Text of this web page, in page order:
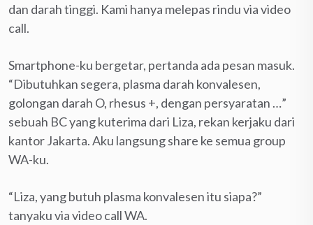
dan darah tinggi. Kami hanya melepas rindu via video
call.
Smartphone-ku bergetar, pertanda ada pesan masuk.
“Dibutuhkan segera, plasma darah konvalesen,
golongan darah O, rhesus +, dengan persyaratan …”
sebuah BC yang kuterima dari Liza, rekan kerjaku dari
kantor Jakarta. Aku langsung share ke semua group
WA-ku.
“Liza, yang butuh plasma konvalesen itu siapa?”
tanyaku via video call WA.